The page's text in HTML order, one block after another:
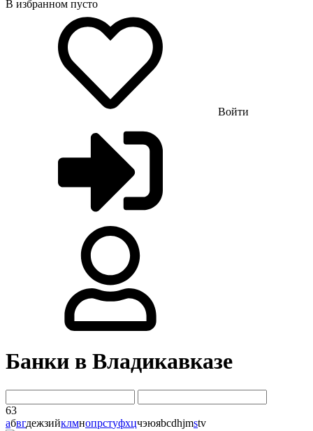
В избранном пусто
Войти
Банки в Владикавказе
63
абвгдежзийклмнопрстуфхцчэюяbcdhjmstv